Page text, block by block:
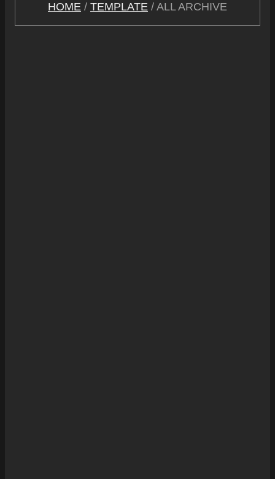
HOME / TEMPLATE / ALL ARCHIVE